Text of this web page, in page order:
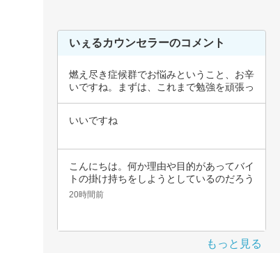
いぇるカウンセラーのコメント
燃え尽き症候群でお悩みということ、お辛
いですね。まずは、これまで勉強を頑張っ
いいですね
こんにちは。何か理由や目的があってバイ
トの掛け持ちをしようとしているのだろう
と思いま…
20時間前
もっと見る